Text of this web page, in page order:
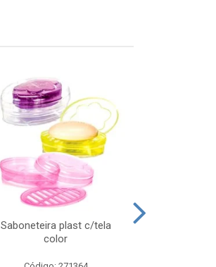
Saboneteira plast c/tela
color